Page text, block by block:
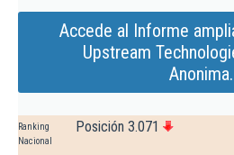
Accede al Informe
Upstream
Anonima.
Ranking
Nacional
Posición 3.071